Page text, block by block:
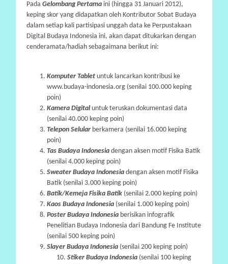
S
I
P
A
R
N
L
Pada Gelombang Pertama ini (hingga 31 Januari 2012),
keping skor yang didapatkan oleh Kontributor Sobat Budaya
dalam setiap kali partisipasi unggah data ke Perpustakaan
Digital Budaya Indonesia ini, akan dapat ditukarkan dengan
cenderamata/hadiah sebagaimana berikut ini:
Komputer Tablet untuk lancarkan kontribusi ke
www.budaya-indonesia.org (senilai 100.000 keping
poin)
Kamera Digitaluntuk teruskan dokumentasi data
(senilai 40.000 keping poin)
Telepon Selular berkamera (senilai 16.000 keping
poin)
Tas Budaya Indonesia dengan aksen motif Fisika Batik
(senilai 4.000 keping poin)
Sweater Budaya Indonesia dengan aksen motif Fisika
Batik (senilai 3.000 keping poin)
Batik/Kemeja Fisika Batik (senilai 2.000 keping poin)
Kaos Budaya Indonesia (senilai 1.000 keping poin)
Poster Budaya Indonesia berisikan infografik
Penelitian Budaya Indonesia dari Bandung Fe Institute
(senilai 500 keping poin)
Slayer Budaya Indonesia (senilai 200 keping poin)
Stiker Budaya Indonesia (senilai 100 keping